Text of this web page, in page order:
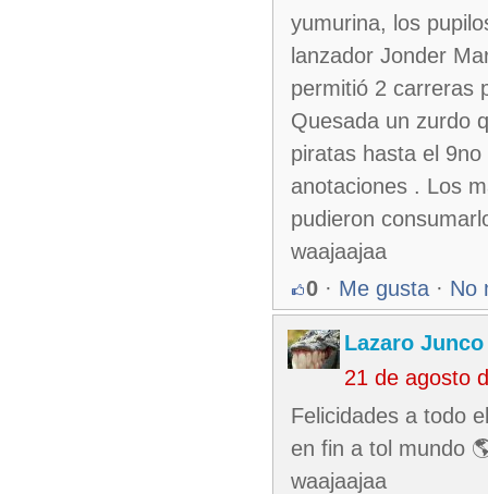
yumurina, los
lanzador Jonder
permitió 2 carreras
Quesada un zurdo
piratas hasta el
anotaciones . Los
pudieron
waajaajaa
0 · Me gusta · No
Lazaro Junco
21 de agosto
Felicidades a todo
en fin a tol mundo
waajaajaa